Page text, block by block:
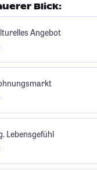
Blick:
Angebot
Lebensgefühl